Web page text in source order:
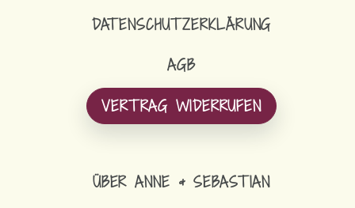
DATENSCHUTZERKLÄRUNG
AGB
VERTRAG WIDERRUFEN
ÜBER ANNE & SEBASTIAN